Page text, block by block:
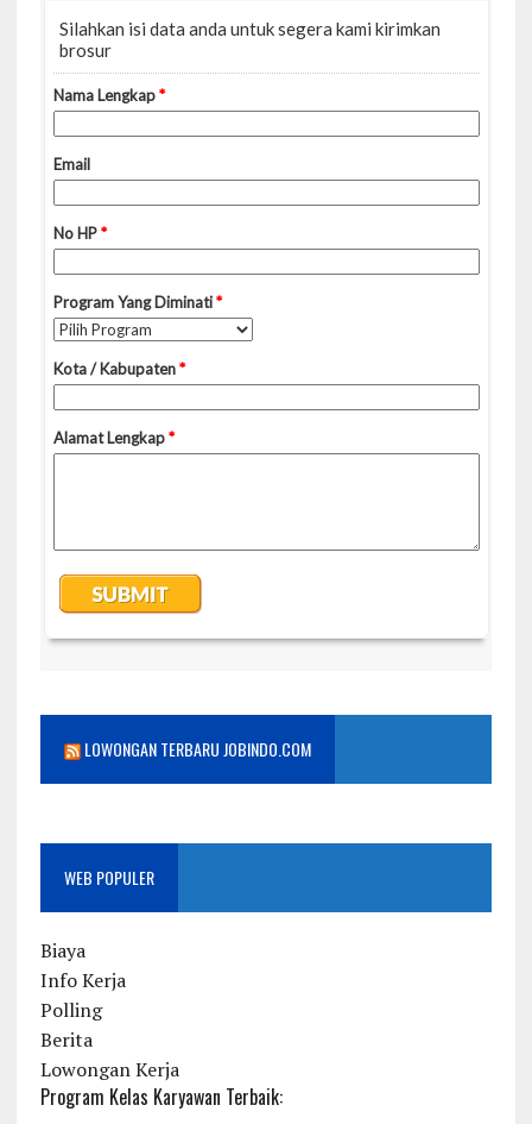
LOWONGAN TERBARU JOBINDO.COM
WEB POPULER
Biaya
Info Kerja
Polling
Berita
Lowongan Kerja
Program Kelas Karyawan Terbaik: